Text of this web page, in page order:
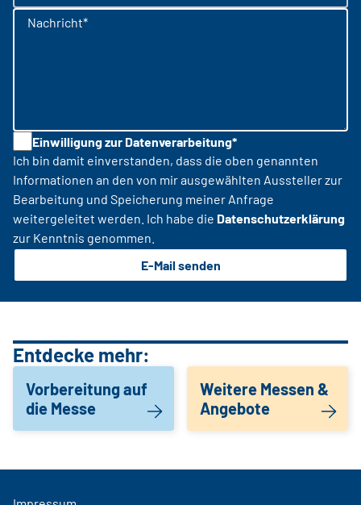
Nachricht*
Einwilligung zur Datenverarbeitung*
Ich bin damit einverstanden, dass die oben genannten
Informationen an den von mir ausgewählten Aussteller zur
Bearbeitung und Speicherung meiner Anfrage
weitergeleitet werden. Ich habe die Datenschutzerklärung
zur Kenntnis genommen.
E-Mail senden
Entdecke mehr:
Vorbereitung auf
die Messe
Weitere Messen &
Angebote